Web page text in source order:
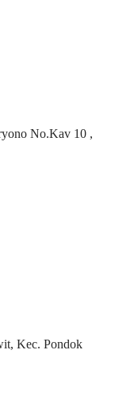
No.Kav 10 ,
Kec. Pondok